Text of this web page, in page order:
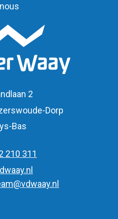
2
Dorp
Bas
210 311
question d'ordre général
questions concernant les